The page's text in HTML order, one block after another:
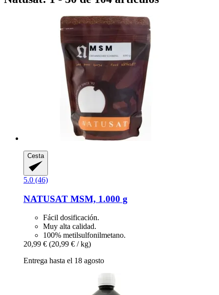
Cesta
5.0 (46)
NATUSAT MSM, 1.000 g
Fácil dosificación.
Muy alta calidad.
100% metilsulfonilmetano.
20,99 € (20,99 € / kg)
Entrega hasta el 18 agosto